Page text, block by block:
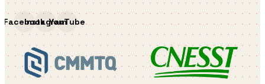
FacebookInstagramYouTube